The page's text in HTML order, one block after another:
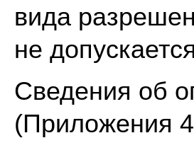
вида
не
Сведения об
(Приложения